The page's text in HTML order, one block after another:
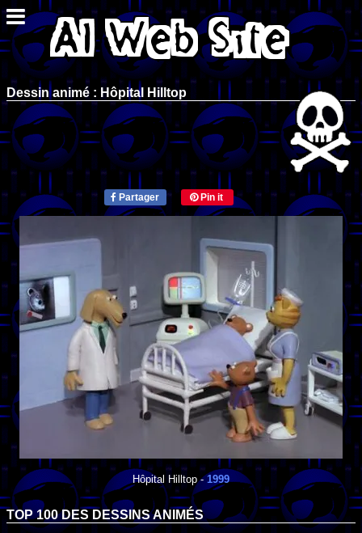
Dessin animé : Hôpital Hilltop
Partager Pin it
Hôpital Hilltop-1999
TOP 100 DES DESSINS ANIMÉS